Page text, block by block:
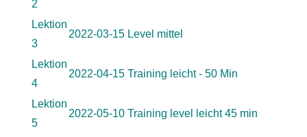
2
Lektion
3
2022-03-15 Level mittel
Lektion
4
2022-04-15 Training leicht - 50 Min
Lektion
5
2022-05-10 Training level leicht 45 min